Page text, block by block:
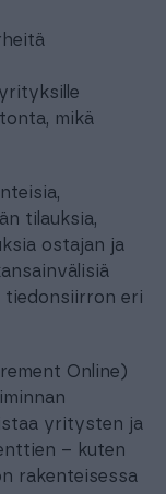
mikä
tilauksia,
ostajan ja
tiedonsiirron eri
Online)
yritysten ja
– kuten
rakenteisessa